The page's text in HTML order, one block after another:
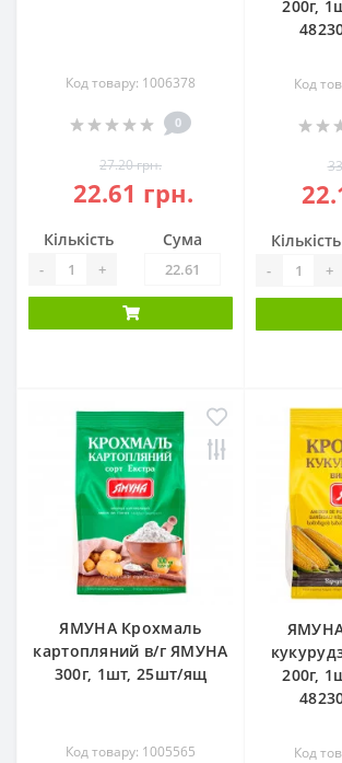
Код товару: 1006378
0
27.20 грн.
22.61 грн.
Кількість
- +
Сума
200г,
Код
Кількість
- +
ЯМУНА Крохмаль
картопляний в/г ЯМУНА
300г, 1шт, 25шт/ящ
Код товару: 1005565
200г,
Код